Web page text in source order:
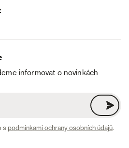
informovat o novinkách
spodmínkami ochrany osobních údajů.